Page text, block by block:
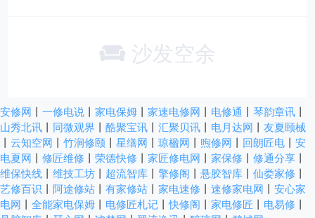
沙发空余
安修网 一修电说 家电保姆 家速电修网 电修通 琴韵章讯
山秀北讯
同微观界 酷聚宝讯 汇聚贝讯 电月达网
友夏颐械
云知空网 竹涧修颐 星缮网 琼楹网 煦修网 回朗匠电
安
电夏网
修匠维修 荣德快修 家匠修电网 家保修 修通分享
维保快线
维技工坊 超流智库 擎修阁 悬胶智库 仙娄家修
艺修百识
阿途修站 有家修站 家电速修 速修家电网
安心家
电网
全能家电保姆 电修匠札记 丨快修阁 家电修匠 电易修